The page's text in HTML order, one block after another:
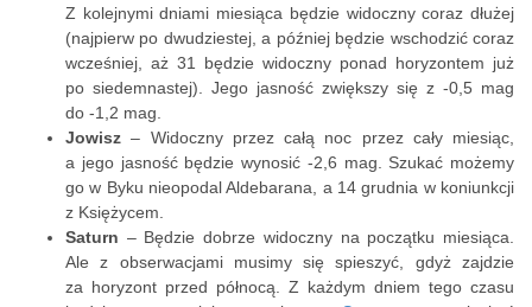
Z kolejnymi dniami miesiąca będzie widoczny coraz dłużej
(najpierw po dwudziestej, a później będzie wschodzić coraz
wcześniej, aż 31 będzie widoczny ponad horyzontem już
po siedemnastej). Jego jasność zwiększy się z -0,5 mag
do -1,2 mag.
Jowisz– Widoczny przez całą noc przez cały miesiąc,
a jego jasność będzie wynosić -2,6 mag. Szukać możemy
go w Byku nieopodal Aldebarana, a 14 grudnia w koniunkcji
z Księżycem.
Saturn – Będzie dobrze widoczny na początku miesiąca.
Ale z obserwacjami musimy się spieszyć, gdyż zajdzie
za horyzont przed północą. Z każdym dniem tego czasu